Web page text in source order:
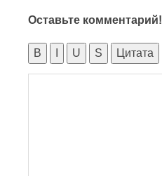
Оставьте комментарий!
B U S Цитата